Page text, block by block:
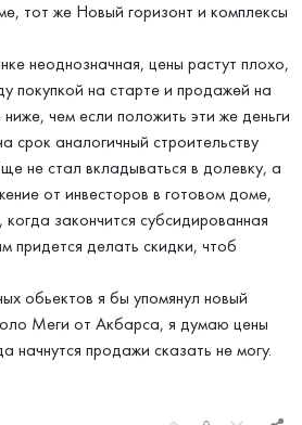
тот же Новый горизонт и комплексы
неоднозначная, цены растут плохо,
покупкой на старте и продажей на
чем если положить эти же деньги
срок аналогичный строительству
не стал вкладываться в долевку, а
от инвесторов в готовом доме,
закончится субсидированная
придется делать скидки, чтоб
обьектов я бы упомянул новый
Меги от Акбарса, я думаю цены
начнутся продажи сказать не могу.